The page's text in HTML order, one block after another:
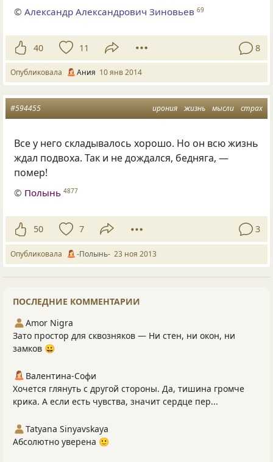
©Александр Александрович Зиновьев 69
40 11 8
Опубликовала Ания 10 янв 2014
ирония жизнь мысли страх
#594455
Все у него складывалось хорошо. Но он всю жизнь
ждал подвоха. Так и не дождался, бедняга, —
помер!
© Полынь 4877
50 7 3
Опубликовала -Полынь- 23 ноя 2013
ПОСЛЕДНИЕ КОММЕНТАРИИ
Amor Nigra
Зато простор для сквозняков — Ни стен, ни окон, ни
замков 😀
Валентина-Софи
Хочется глянуть с другой стороны. Да, тишина громче
крика. А если есть чувства, значит сердце пер...
Tatyana Sinyavskaya
Абсолютно уверена 🙂